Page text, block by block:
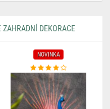
ZAHRADNÍ DEKORACE
NOVINKA